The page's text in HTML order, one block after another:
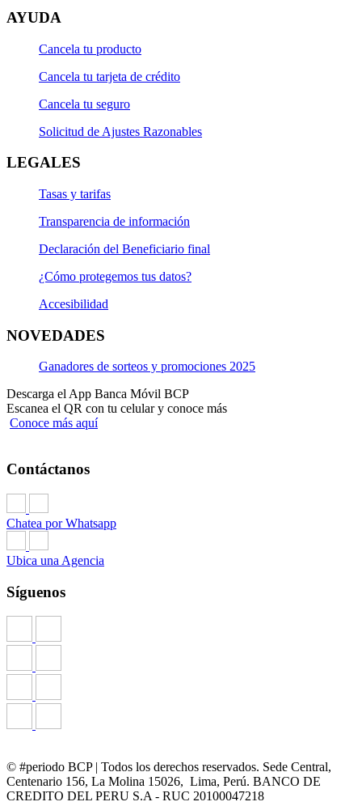
AYUDA
Cancela tu producto
Cancela tu tarjeta de crédito
Cancela tu seguro
Solicitud de Ajustes Razonables
LEGALES
Tasas y tarifas
Transparencia de información
Declaración del Beneficiario final
¿Cómo protegemos tus datos?
Accesibilidad
NOVEDADES
Ganadores de sorteos y promociones 2025
Descarga el App Banca Móvil BCP
Escanea el QR con tu celular y conoce más
Conoce más aquí
Contáctanos
Chatea por Whatsapp
Ubica una Agencia
Síguenos
© #periodo BCP | Todos los derechos reservados. Sede Central,
Centenario 156, La Molina 15026, Lima, Perú. BANCO DE
CREDITO DEL PERU S.A - RUC 20100047218